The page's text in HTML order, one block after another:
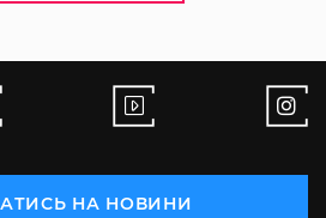
НА НОВИНИ